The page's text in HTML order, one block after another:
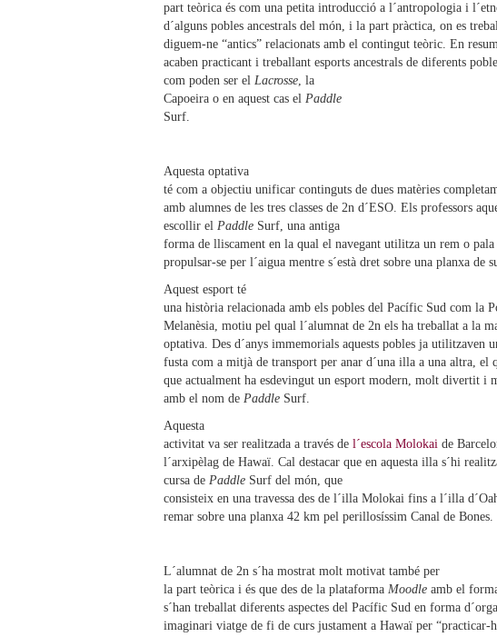
part teòrica és com una petita introducció a l´antropologia i
d´alguns pobles ancestrals del món, i la part pràctica, on es
diguem-ne “antics” relacionats amb el contingut teòric. En
acaben practicant i treballant esports ancestrals de diferents
com poden ser el Lacrosse, la
Capoeira o en aquest cas el Paddle
Surf.
Aquesta optativa
té com a objectiu unificar continguts de dues matèries
amb alumnes de les tres classes de 2n d´ESO. Els professors
escollir el Paddle Surf, una antiga
forma de lliscament en la qual el navegant utilitza un rem o pala
propulsar-se per l´aigua mentre s´està dret sobre una planxa de
Aquest esport té
una història relacionada amb els pobles del Pacífic Sud com la
Melanèsia, motiu pel qual l´alumnat de 2n els ha treballat a la
optativa. Des d´anys immemorials aquests pobles ja utilitzaven
fusta com a mitjà de transport per anar d´una illa a una altra, el
que actualment ha esdevingut un esport modern, molt divertit i
amb el nom de Paddle Surf.
Aquesta
activitat va ser realitzada a través de l´escola Molokai de
l´arxipèlag de Hawaï. Cal destacar que en aquesta illa s´hi
cursa de Paddle Surf del món, que
consisteix en una travessa des de l´illa Molokai fins a l´illa
remar sobre una planxa 42 km pel perillosíssim Canal de Bones.
L´alumnat de 2n s´ha mostrat molt motivat també per
la part teòrica i és que des de la plataforma Moodle amb el
s´han treballat diferents aspectes del Pacífic Sud en forma
imaginari viatge de fi de curs justament a Hawaï per “practicar-